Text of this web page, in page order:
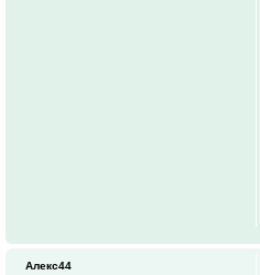
Алекс44